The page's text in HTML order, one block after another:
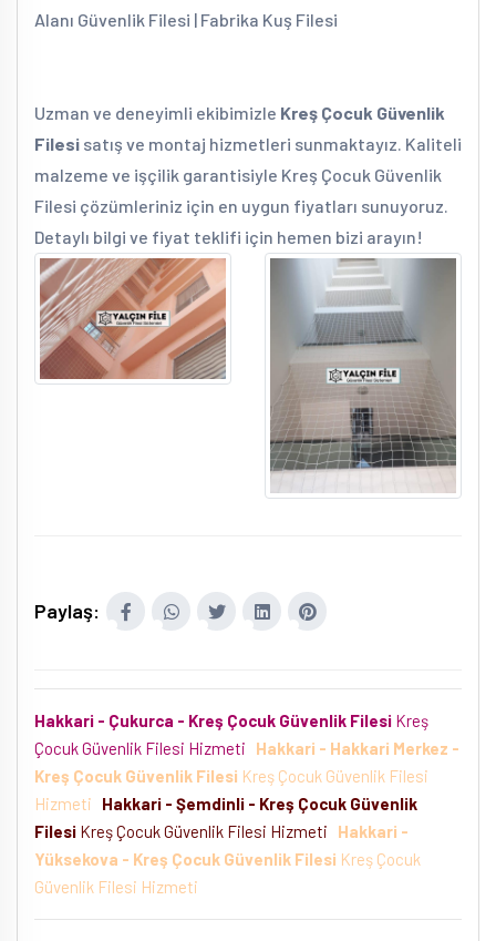
Alanı Güvenlik Filesi | Fabrika Kuş Filesi
Uzman ve deneyimli ekibimizle Kreş Çocuk Güvenlik
Filesi satış ve montaj hizmetleri sunmaktayız. Kaliteli
malzeme ve işçilik garantisiyle Kreş Çocuk Güvenlik
Filesi çözümleriniz için en uygun fiyatları sunuyoruz.
Detaylı bilgi ve fiyat teklifi için hemen bizi arayın!
Paylaş:
Hakkari - Çukurca - Kreş Çocuk Güvenlik Filesi Kreş
Çocuk Güvenlik Filesi Hizmeti
Hakkari - Hakkari Merkez -
Kreş Çocuk Güvenlik Filesi Kreş Çocuk Güvenlik Filesi
Hizmeti
Hakkari - Şemdinli - Kreş Çocuk Güvenlik
Filesi Kreş Çocuk Güvenlik Filesi Hizmeti
Hakkari -
Yüksekova - Kreş Çocuk Güvenlik Filesi Kreş Çocuk
Güvenlik Filesi Hizmeti